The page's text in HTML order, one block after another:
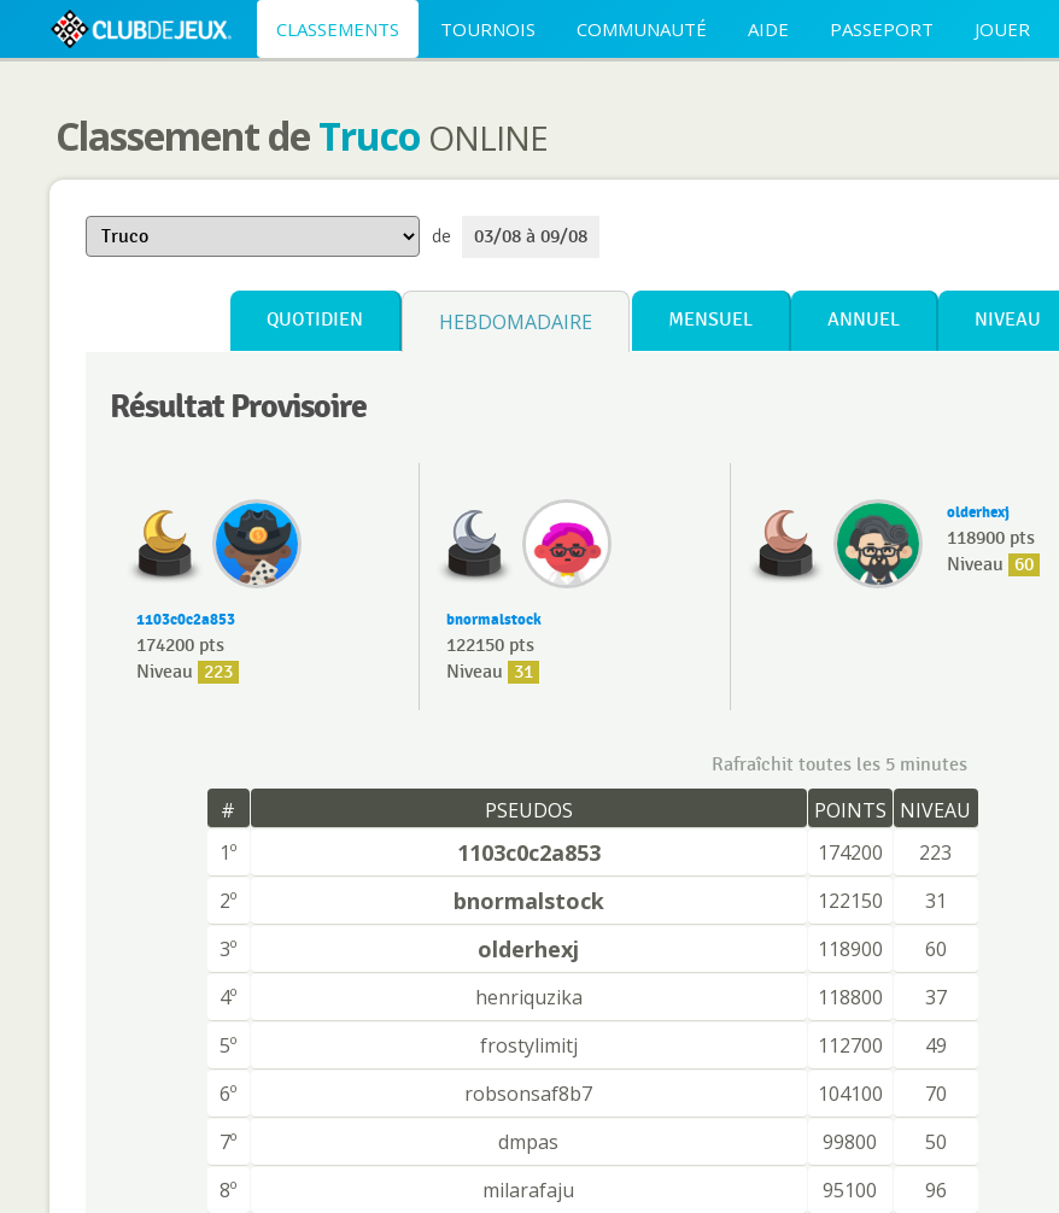
CLASSEMENTS TOURNOIS COMMUNAUTÉ AIDE PASSEPORT JOUER
Classement deTruco ONLINE
de 03/08 à 09/08
QUOTIDIEN HEBDOMADAIRE MENSUEL ANNUEL NIVEAU
Résultat Provisoire
1103c0c2a853
174200 pts
Niveau 223
bnormalstock
122150 pts
Niveau 31
olderhexj
118900 pts
Niveau 60
Rafraîchit toutes les 5 minutes
# PSEUDOS POINTS NIVEAU
1º
1103c0c2a853 174200
223
2º
bnormalstock 122150
31
3º
olderhexj 118900
60
4º
henriquzika 118800
37
5º
frostylimitj 112700
49
6º
robsonsaf8b7 104100
70
7º
dmpas 99800
50
8º
milarafaju 95100
96